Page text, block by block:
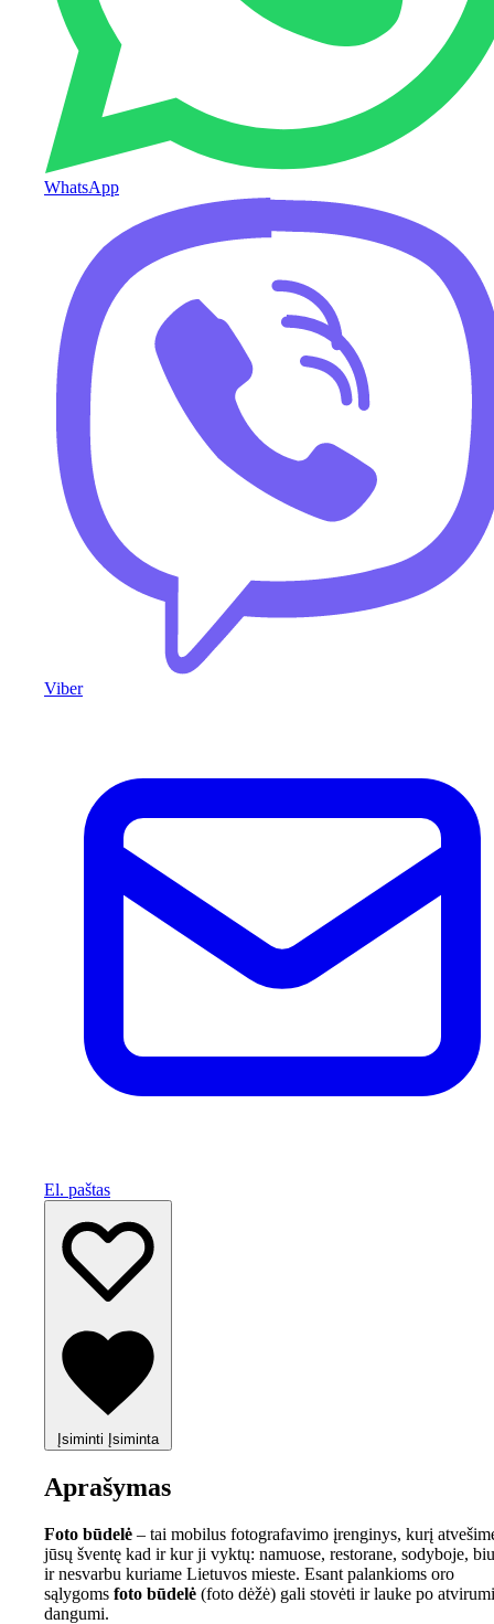
WhatsApp
Viber
El. paštas
Įsiminti Įsiminta
Aprašymas
Foto būdelė – tai mobilus fotografavimo įrenginys, kurį
jūsų šventę kad ir kur ji vyktų: namuose, restorane, sodyboje,
ir nesvarbu kuriame Lietuvos mieste. Esant palankioms oro
sąlygoms foto būdelė (foto dėžė) gali stovėti ir lauke po atvirumi
dangumi.